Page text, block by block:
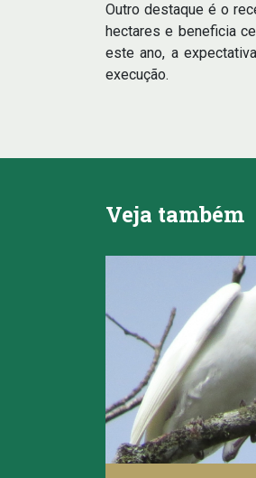
Outro destaque é o
hectares e beneficia
este ano, a
execução.
Veja também